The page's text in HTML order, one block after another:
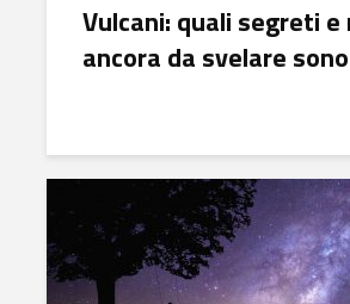
Vulcani: quali segreti
ancora da svelare